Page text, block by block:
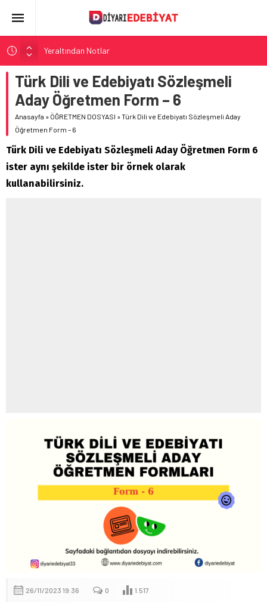
Yeraltından Notlar
Aylak Adam
Zebercet
Demiryolu Hikâyecileri
Korkuyu Beklerken
Türk Dili ve Edebiyatı Sözleşmeli
Aday Öğretmen Form – 6
Anasayfa » ÖĞRETMEN DOSYASI »Türk Dili ve Edebiyatı Sözleşmeli Aday
Öğretmen Form – 6
Türk Dili ve Edebiyatı Sözleşmeli Aday Öğretmen Form 6
ister aynı şekilde ister bir örnek olarak
kullanabilirsiniz.
26/11/2023 19:36 0 1.517